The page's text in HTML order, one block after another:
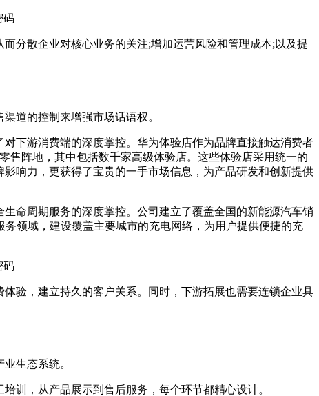
分散企业对核心业务的关注;增加运营风险和管理成本;以及提
道的控制来增强市场话语权。
下游消费端的深度掌控。华为体验店作为品牌直接触达消费者
售阵地，其中包括数千家高级体验店。这些体验店采用统一的
响力，更获得了宝贵的一手市场信息，为产品研发和创新提供
命周期服务的深度掌控。公司建立了覆盖全国的新能源汽车销
领域，建设覆盖主要城市的充电网络，为用户提供便捷的充
验，建立持久的客户关系。同时，下游拓展也需要连锁企业具
生态系统。
，从产品展示到售后服务，每个环节都精心设计。